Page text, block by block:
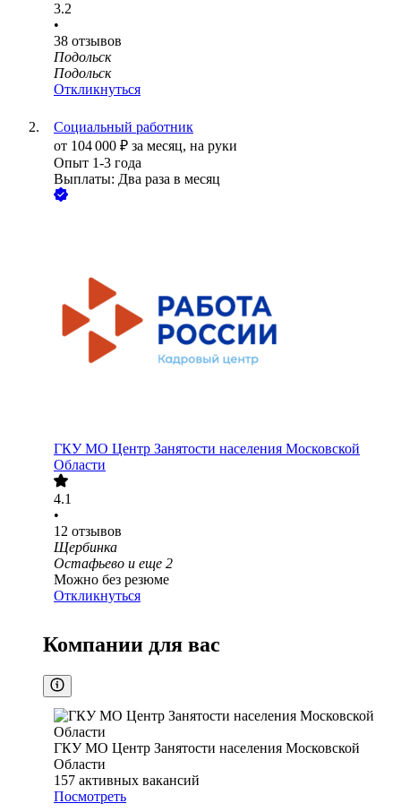
3.2
•
38 отзывов
Подольск
Подольск
Откликнуться
Социальный работник
от 104 000 ₽ за месяц, на руки
Опыт 1-3 года
Выплаты: Два раза в месяц
ГКУ МО Центр Занятости населения Московской
Области
4.1
•
12 отзывов
Щербинка
Остафьево и еще 2
Можно без резюме
Откликнуться
Компании для вас
ГКУ МО Центр Занятости населения Московской
Области
157 активных вакансий
Посмотреть